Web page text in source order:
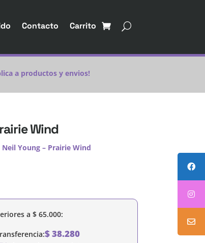
Contacto Carrito
a productos y envios!
Wind
Young – Prairie Wind
a $65.000:
$38.280